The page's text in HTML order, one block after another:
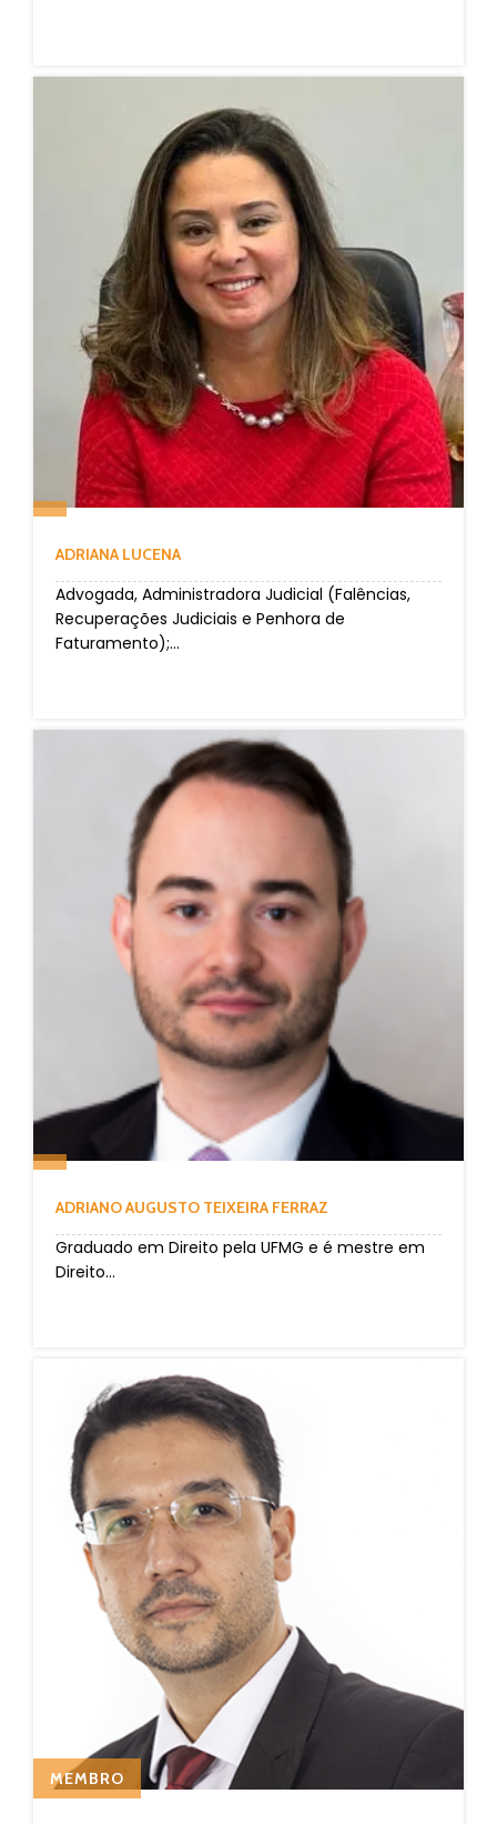
ADRIANA LUCENA
Advogada, Administradora Judicial (Falências,
Recuperações Judiciais e Penhora de
Faturamento);...
ADRIANO AUGUSTO TEIXEIRA FERRAZ
Graduado em Direito pela UFMG e é mestre em
Direito...
MEMBRO